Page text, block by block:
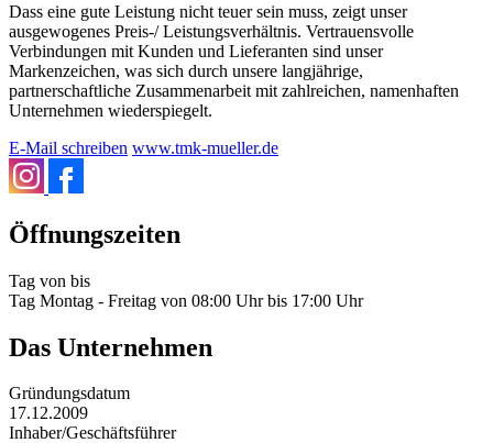
Dass eine gute Leistung nicht teuer sein muss, zeigt unser
ausgewogenes Preis-/ Leistungsverhältnis. Vertrauensvolle
Verbindungen mit Kunden und Lieferanten sind unser
Markenzeichen, was sich durch unsere langjährige,
partnerschaftliche Zusammenarbeit mit zahlreichen, namenhaften
Unternehmen wiederspiegelt.
E-Mail schreiben www.tmk-mueller.de
Öffnungszeiten
Tag von bis
Tag Montag - Freitag von 08:00 Uhr bis 17:00 Uhr
Das Unternehmen
Gründungsdatum
17.12.2009
Inhaber/Geschäftsführer